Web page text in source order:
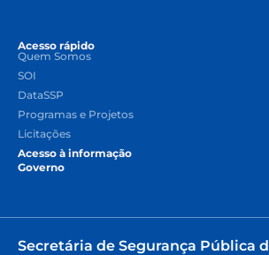
Acesso rápido
Quem Somos
SOI
DataSSP
Programas e Projetos
Licitações
Acesso à informação
Governo
Secretária de Segurança Pública